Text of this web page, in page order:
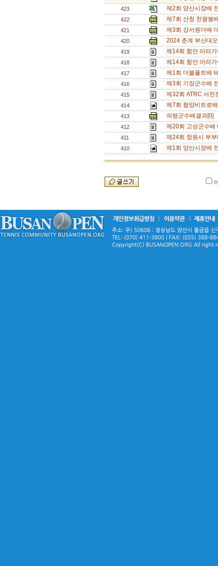
423 제2회 양산시장배
422 제7회 산청 천왕봉
421 제3회 강서원더배
420 2024 춘계 부산대
419 제14회 함안 아라
418 제14회 함안 아라
417 제1회 더블폴트배
416 제3회 기장군수배
415 제32회 ATRC 서
414 제7회 함양비트로
413 의령군수배결과[0]
412 제20회 고성군수
411 제24회 창원시 부
410 제1회 양산시장배